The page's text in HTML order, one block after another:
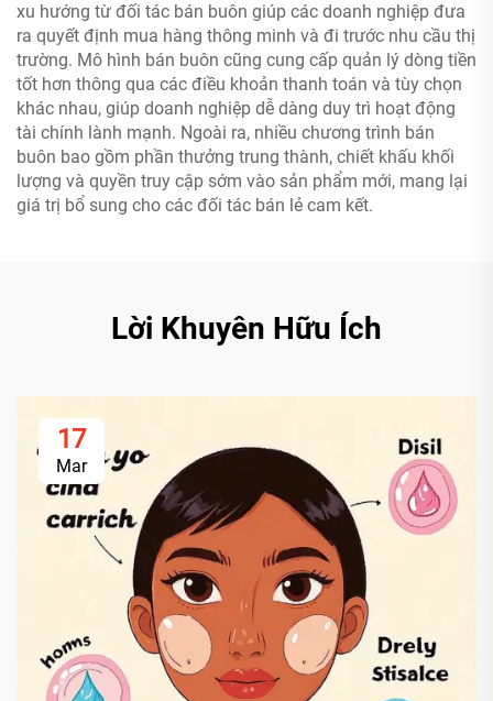
xu hướng từ đối tác bán buôn giúp các doanh nghiệp đưa
ra quyết định mua hàng thông minh và đi trước nhu cầu thị
trường. Mô hình bán buôn cũng cung cấp quản lý dòng tiền
tốt hơn thông qua các điều khoản thanh toán và tùy chọn
khác nhau, giúp doanh nghiệp dễ dàng duy trì hoạt động
tài chính lành mạnh. Ngoài ra, nhiều chương trình bán
buôn bao gồm phần thưởng trung thành, chiết khấu khối
lượng và quyền truy cập sớm vào sản phẩm mới, mang lại
giá trị bổ sung cho các đối tác bán lẻ cam kết.
Lời Khuyên Hữu Ích
17
Mar